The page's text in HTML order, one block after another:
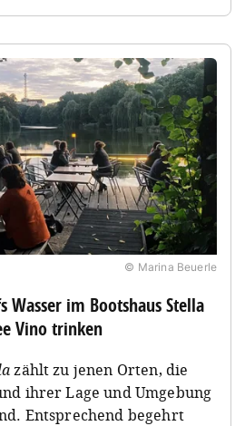
© Marina Beuerle
Wasser im Bootshaus Stella
Vino trinken
zählt zu jenen Orten, die
ihrer Lage und Umgebung
Entsprechend begehrt